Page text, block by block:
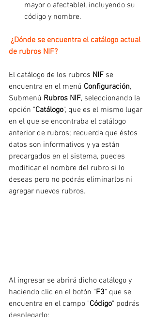
mayor o afectable), incluyendo su
código y nombre.
¿Dónde se encuentra el catálogo actual
de rubros NIF?
El catálogo de los rubros NIF se
encuentra en el menú Configuración,
Submenú Rubros NIF, seleccionando la
opción "Catálogo", que es el mismo lugar
en el que se encontraba el catálogo
anterior de rubros; recuerda que éstos
datos son informativos y ya están
precargados en el sistema, puedes
modificar el nombre del rubro si lo
deseas pero no podrás eliminarlos ni
agregar nuevos rubros.
Al ingresar se abrirá dicho catálogo y
haciendo clic en el botón "F3" que se
encuentra en el campo "Código" podrás